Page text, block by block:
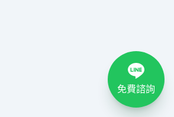
免費諮詢